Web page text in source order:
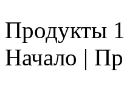
Продукты
Начало |